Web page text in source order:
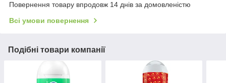
Повернення товару впродовж 14 днів за домовленістю
Всі умови повернення
Подібні товари компанії